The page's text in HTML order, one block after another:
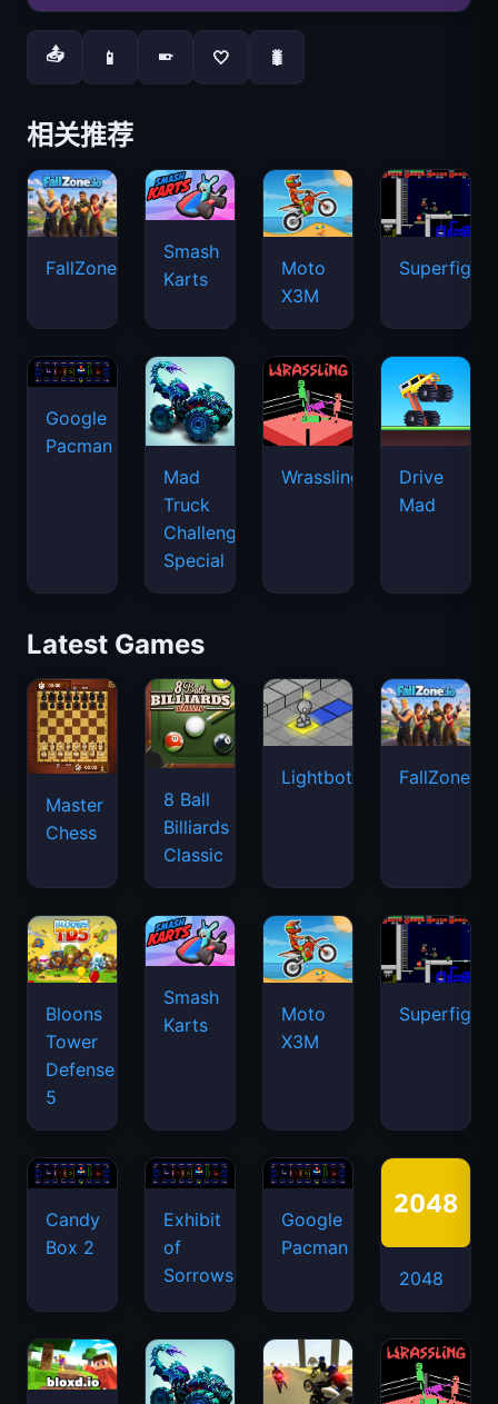
📤 📱 📱 🤍 🐛
相关推荐
FallZone.io
Smash
Karts
Moto
X3M
Google
Pacman
Mad
Truck
Challenge
Special
Wrassling
Drive
Mad
Latest Games
Master
Chess
8 Ball
Billiards
Classic
Lightbot FallZone.io
Bloons
Tower
Defense
5
Smash
Karts
Moto
X3M
Candy
Box 2
Exhibit
of
Sorrows
Google
Pacman
2048